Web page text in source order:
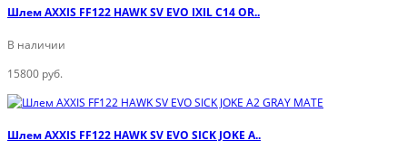
Шлем AXXIS FF122 HAWK SV EVO IXIL C14 OR..
В наличии
15800 руб.
Шлем AXXIS FF122 HAWK SV EVO SICK JOKE A..